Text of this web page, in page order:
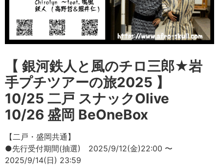
【 銀河鉄人と風のチロ三郎★岩
手プチツアーの旅2025 】
10/25 二戸 スナックOlive
10/26 盛岡 BeOneBox
【二戸・盛岡共通】
●先行受付期間(抽選) 2025/9/12(金)22:00 〜
2025/9/14(日) 23:59